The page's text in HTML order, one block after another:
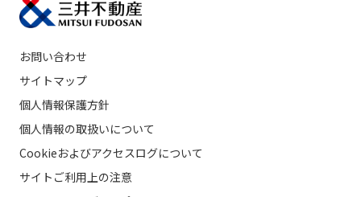
お問い合わせ
サイトマップ
個人情報保護方針
個人情報の取扱いについて
Cookieおよびアクセスログについて
サイトご利用上の注意